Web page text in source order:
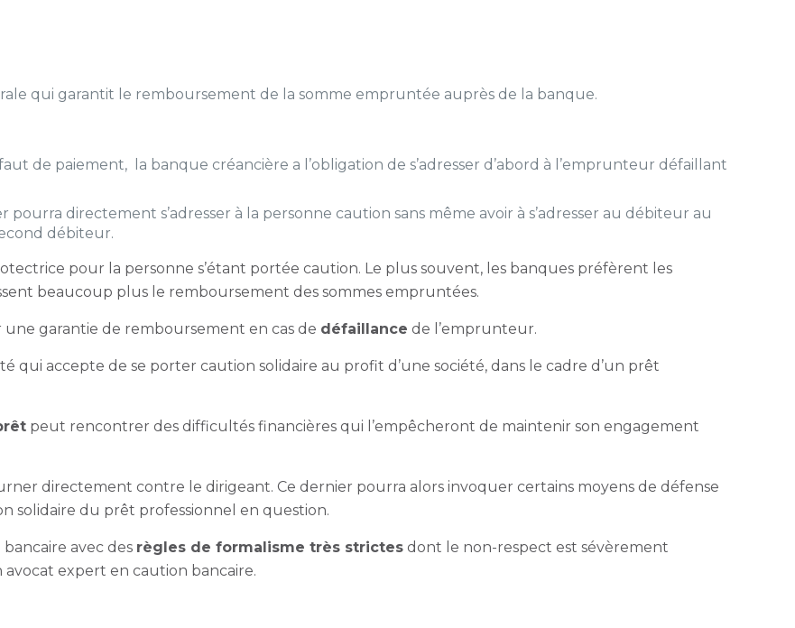
qui garantit le remboursement de la somme empruntée auprès de la banque.
de paiement, la banque créancière a l’obligation de s’adresser d’abord à l’emprunteur défaillant
pourra directement s’adresser à la personne caution sans même avoir à s’adresser au débiteur au
débiteur.
pour la personne s’étant portée caution. Le plus souvent, les banques préfèrent les
beaucoup plus le remboursement des sommes empruntées.
une garantie de remboursement en cas de défaillance de l’emprunteur.
qui accepte de se porter caution solidaire au profit d’une société, dans le cadre d’un prêt
peut rencontrer des difficultés financières qui l’empêcheront de maintenir son engagement
directement contre le dirigeant. Ce dernier pourra alors invoquer certains moyens de défense
solidaire du prêt professionnel en question.
avec des règles de formalisme très strictes dont le non-respect est sévèrement
avocat expert en caution bancaire.